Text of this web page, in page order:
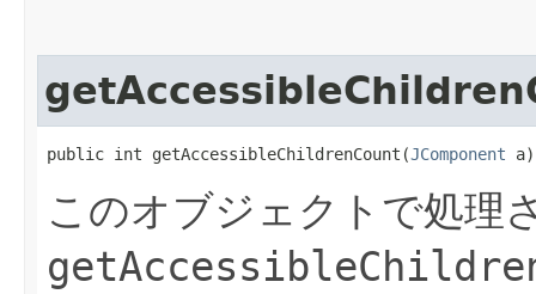
public int getAccessibleChildrenCount​(JComponent a)
このオブジェクトで処理